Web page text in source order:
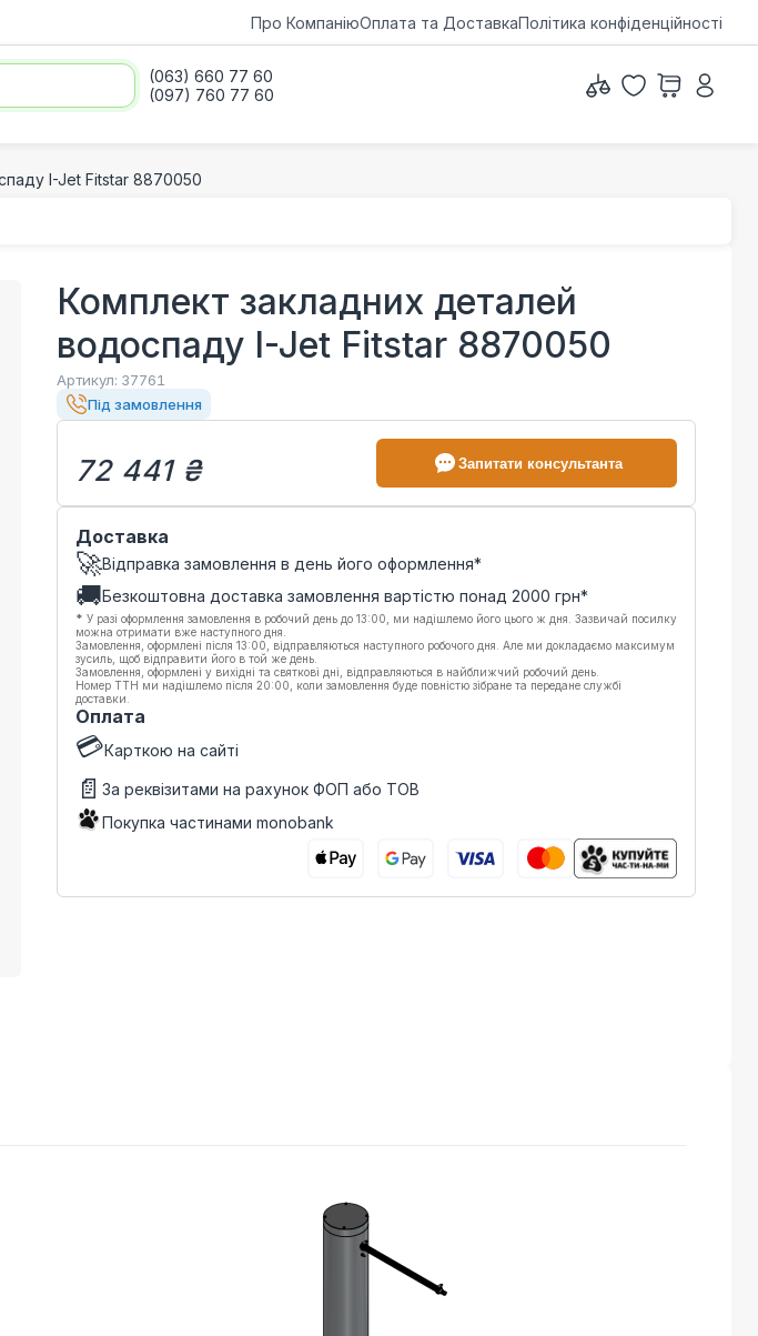
Про КомпаніюОплата та ДоставкаПолітика конфіденційності
(063) 660 77 60
(097) 760 77 60
I-Jet Fitstar 8870050
Комплект закладних деталей
водоспаду I-Jet Fitstar 8870050
Артикул: 37761
Під замовлення
72 441 ₴ Запитати консультанта
Доставка
🚀Відправка замовлення в день його оформлення*
🚚Безкоштовна доставка замовлення вартістю понад 2000 грн*
* У разі оформлення замовлення в робочий день до 13:00, ми надішлемо його цього ж дня. Зазвичай посилку
можна отримати вже наступного дня.
Замовлення, оформлені після 13:00, відправляються наступного робочого дня. Але ми докладаємо максимум
зусиль, щоб відправити його в той же день.
Замовлення, оформлені у вихідні та святкові дні, відправляються в найближчий робочий день.
Номер ТТН ми надішлемо після 20:00, коли замовлення буде повністю зібране та передане службі
доставки.
Оплата
💳Карткою на сайті
📄 За реквізитами на рахунок ФОП або ТОВ
Покупка частинами monobank